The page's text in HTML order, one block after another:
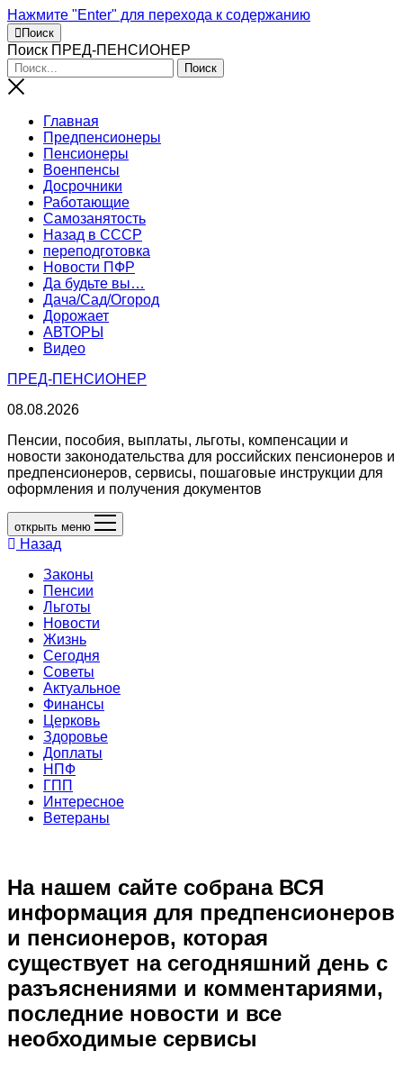
Нажмите "Enter" для перехода к содержанию
Поиск
Поиск ПРЕД-ПЕНСИОНЕР
Главная
Предпенсионеры
Пенсионеры
Военпенсы
Досрочники
Работающие
Самозанятость
Назад в СССР
переподготовка
Новости ПФР
Да будьте вы…
Дача/Сад/Огород
Дорожает
АВТОРЫ
Видео
ПРЕД-ПЕНСИОНЕР
08.08.2026
Пенсии, пособия, выплаты, льготы, компенсации и
новости законодательства для российских пенсионеров и
предпенсионеров, сервисы, пошаговые инструкции для
оформления и получения документов
открыть меню
Назад
Законы
Пенсии
Льготы
Новости
Жизнь
Сегодня
Советы
Актуальное
Финансы
Церковь
Здоровье
Доплаты
НПФ
ГПП
Интересное
Ветераны
На нашем сайте собрана ВСЯ
информация для предпенсионеров
и пенсионеров, которая
существует на сегодняшний день с
разъяснениями и комментариями,
последние новости и все
необходимые сервисы